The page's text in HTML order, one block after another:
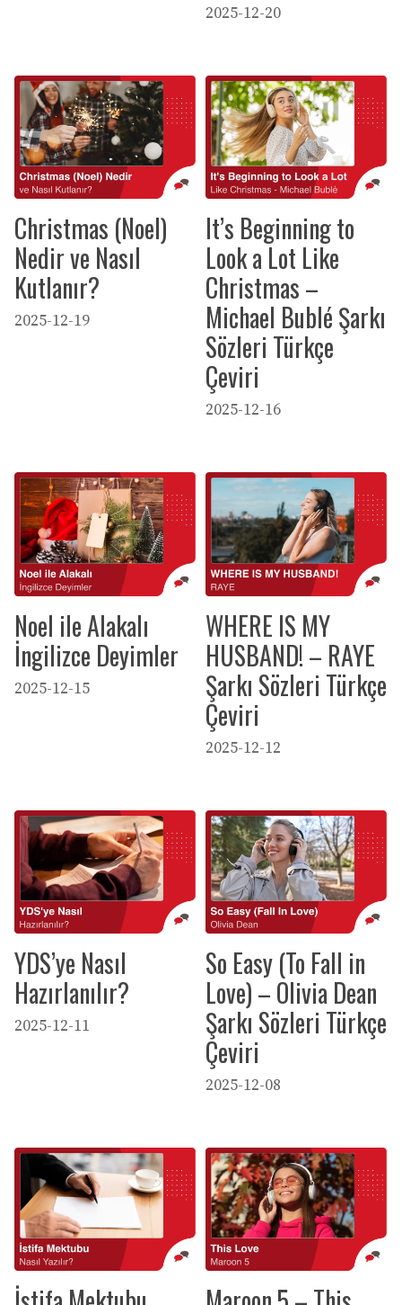
2025-12-20
Christmas (Noel)
Nedir ve Nasıl
Kutlanır?
2025-12-19
It’s Beginning to
Look a Lot Like
Christmas –
Michael Bublé Şarkı
Sözleri Türkçe
Çeviri
2025-12-16
Noel ile Alakalı
İngilizce Deyimler
2025-12-15
WHERE IS MY
HUSBAND! – RAYE
Şarkı Sözleri Türkçe
Çeviri
2025-12-12
YDS’ye Nasıl
Hazırlanılır?
2025-12-11
So Easy (To Fall in
Love) – Olivia Dean
Şarkı Sözleri Türkçe
Çeviri
2025-12-08